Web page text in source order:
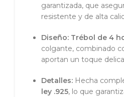
garantizada, que
resistente y de alta
Diseño: Trébol de 4
colgante, combinado
aportan un toque
Detalles: Hecha
ley .925, lo que